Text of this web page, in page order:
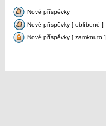
Nové příspěvky
Nové příspěvky [ oblíbené ]
Nové příspěvky [ zamknuto ]